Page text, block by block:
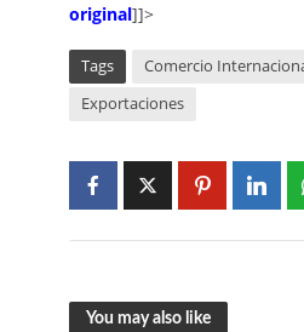
original]]>
Tags Comercio
Exportaciones
You may also like